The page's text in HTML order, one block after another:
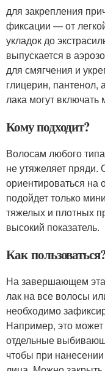
для закрепления
фиксации — от
укладок до
выпускается в
для смягчения и
глицерин, пантенол,
лака могут включать
Кому подходит?
Волосам любого
не утяжеляет
ориентироваться на
подойдет только
тяжелых и плотных
высокий показатель.
Как
На завершающем
лак на все волосы
необходимо
Например, это
отдельные
чтобы при